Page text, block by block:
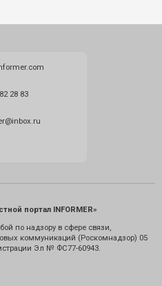
28 83
портал INFORMER»
по надзору в сфере связи,
коммуникаций (Роскомнадзор) 05
Эл № ФС77-60943.